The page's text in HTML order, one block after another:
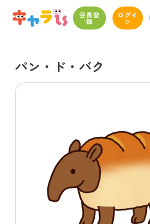
会員登
録
ログイ
ン
パン・ド・バク